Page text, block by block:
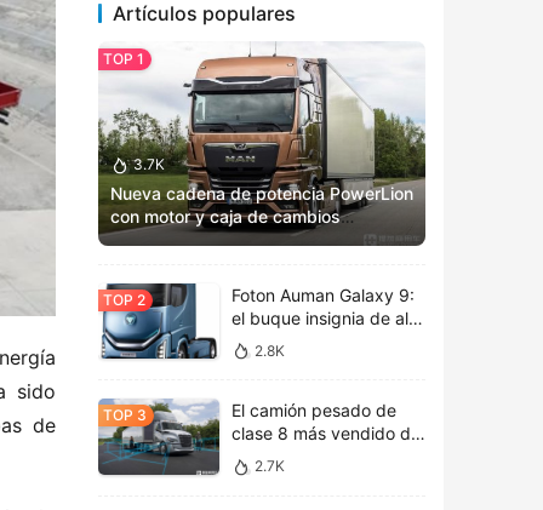
sido
de
Artículos populares
3.7K
Nueva cadena de potencia PowerLion
con motor y caja de cambios
totalmente renovados: Vista previa
Foton Auman Galaxy 9:
el buque insignia de alta
tecnología inaugura una
nueva era de estética
2.8K
El camión pesado de
clase 8 más vendido de
América del Norte, la
nueva cabina de vida
2.7K